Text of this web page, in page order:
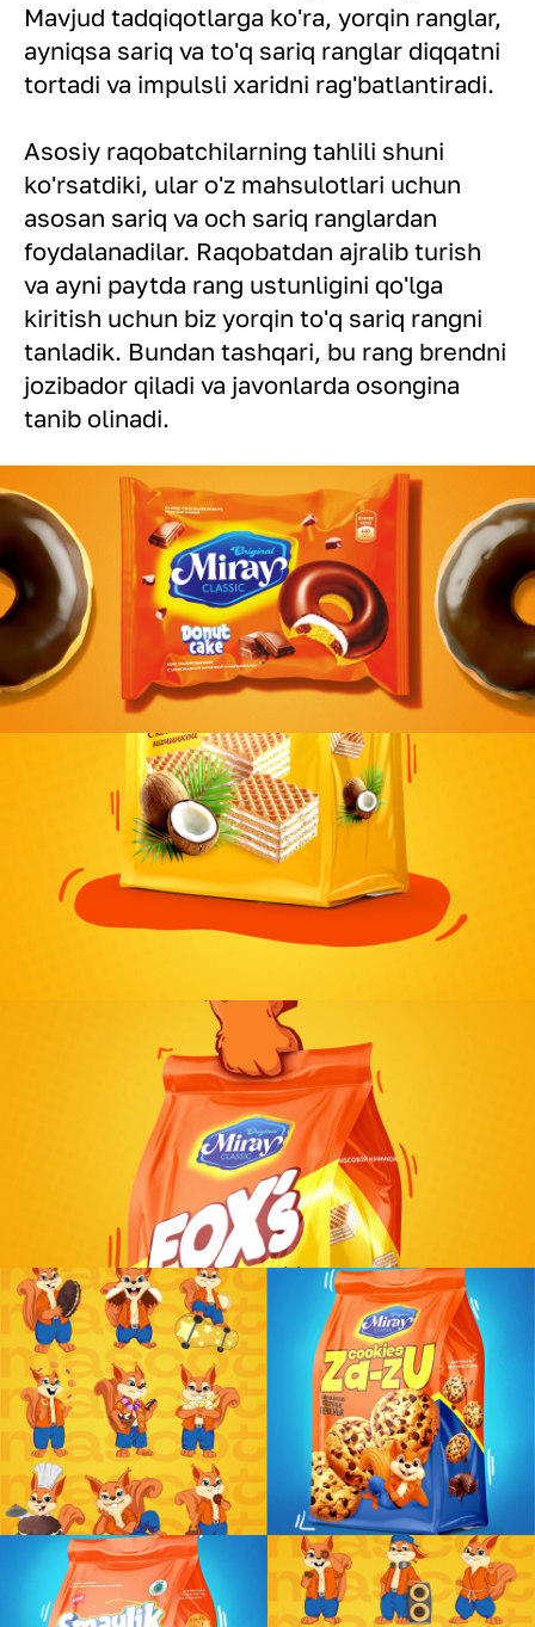
Mavjud tadqiqotlarga ko'ra, yorqin ranglar,
ayniqsa sariq va to'q sariq ranglar diqqatni
tortadi va impulsli xaridni rag'batlantiradi.
Asosiy raqobatchilarning tahlili shuni
ko'rsatdiki, ular o'z mahsulotlari uchun
asosan sariq va och sariq ranglardan
foydalanadilar. Raqobatdan ajralib turish
va ayni paytda rang ustunligini qo'lga
kiritish uchun biz yorqin to'q sariq rangni
tanladik. Bundan tashqari, bu rang brendni
jozibador qiladi va javonlarda osongina
tanib olinadi.